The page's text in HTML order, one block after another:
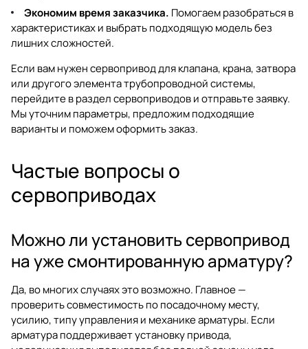
Экономим время заказчика. Помогаем разобраться в
характеристиках и выбрать подходящую модель без
лишних сложностей.
Если вам нужен сервопривод для клапана, крана, затвора
или другого элемента трубопроводной системы,
перейдите в разделсервоприводови отправьте заявку.
Мы уточним параметры, предложим подходящие
варианты и поможем оформить заказ.
Частые вопросы о
сервоприводах
Можно ли установить сервопривод
на уже смонтированную арматуру?
Да, во многих случаях это возможно. Главное —
проверить совместимость по посадочному месту,
усилию, типу управления и механике арматуры. Если
арматура поддерживает установку привода,